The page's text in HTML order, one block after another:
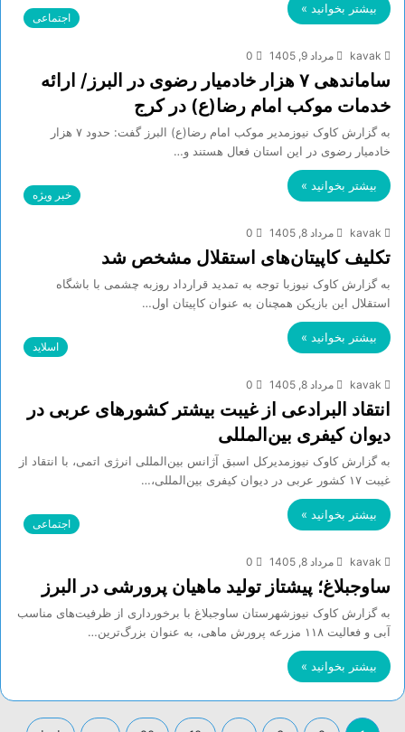
بیشتر بخوانید »
اجتماعی
kavak مرداد 9, 1405 0
ساماندهی ۷ هزار خادمیار رضوی در البرز/ ارائه
خدمات موکب امام رضا(ع) در کرج
به گزارش کاوک نیوزمدیر موکب امام رضا(ع) البرز گفت: حدود ۷ هزار
خادمیار رضوی در این استان فعال هستند و…
بیشتر بخوانید »
خبر ویژه
kavak مرداد 8, 1405 0
تکلیف کاپیتان‌های استقلال مشخص شد
به گزارش کاوک نیوزبا توجه به تمدید قرارداد روزبه چشمی با باشگاه
استقلال این بازیکن همچنان به عنوان کاپیتان اول…
بیشتر بخوانید »
اسلاید
kavak مرداد 8, 1405 0
انتقاد البرادعی از غیبت بیشتر کشورهای عربی در
دیوان کیفری بین‌المللی
به گزارش کاوک نیوزمدیرکل اسبق آژانس بین‌المللی انرژی اتمی، با انتقاد از
غیبت ۱۷ کشور عربی در دیوان کیفری بین‌المللی،…
بیشتر بخوانید »
اجتماعی
kavak مرداد 8, 1405 0
ساوجبلاغ؛ پیشتاز تولید ماهیان پرورشی در البرز
به گزارش کاوک نیوزشهرستان ساوجبلاغ با برخورداری از ظرفیت‌های مناسب
آبی و فعالیت ۱۱۸ مزرعه پرورش ماهی، به عنوان بزرگ‌ترین…
بیشتر بخوانید »